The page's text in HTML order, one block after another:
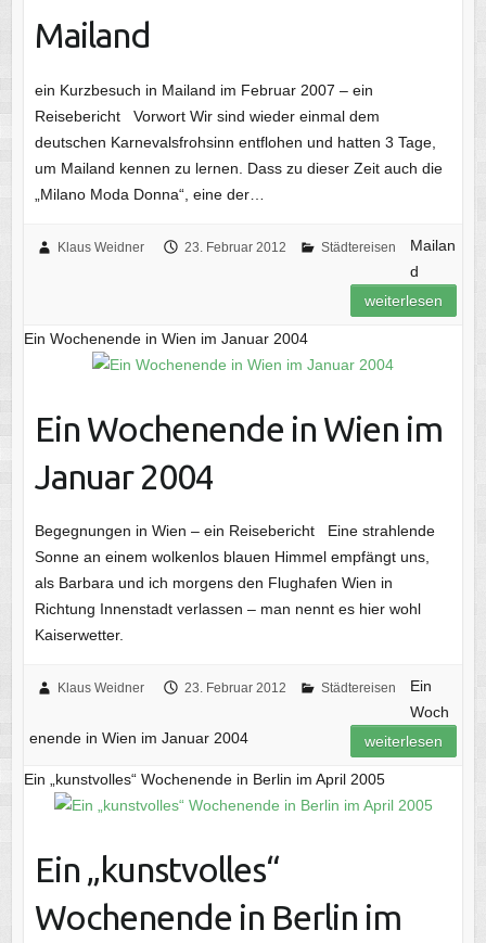
Mailand
ein Kurzbesuch in Mailand im Februar 2007 – ein
Reisebericht Vorwort Wir sind wieder einmal dem
deutschen Karnevalsfrohsinn entflohen und hatten 3 Tage,
um Mailand kennen zu lernen. Dass zu dieser Zeit auch die
„Milano Moda Donna“, eine der…
Klaus Weidner 23. Februar 2012 Städtereisen
Mailan
d
weiterlesen
Ein Wochenende in Wien im Januar 2004
Ein Wochenende in Wien im
Januar 2004
Begegnungen in Wien – ein Reisebericht Eine strahlende
Sonne an einem wolkenlos blauen Himmel empfängt uns,
als Barbara und ich morgens den Flughafen Wien in
Richtung Innenstadt verlassen – man nennt es hier wohl
Kaiserwetter.
Klaus Weidner 23. Februar 2012 Städtereisen
Ein
Woch
enende in Wien im Januar 2004
weiterlesen
Ein „kunstvolles“ Wochenende in Berlin im April 2005
Ein „kunstvolles“
Wochenende in Berlin im